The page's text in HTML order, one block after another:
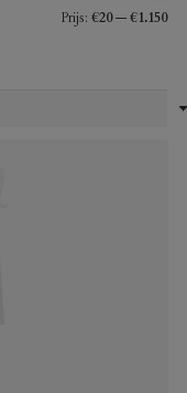
Prijs: €20—€1.150